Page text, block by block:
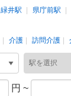
緑井駅 県庁前駅
介護 訪問介護
円 ~